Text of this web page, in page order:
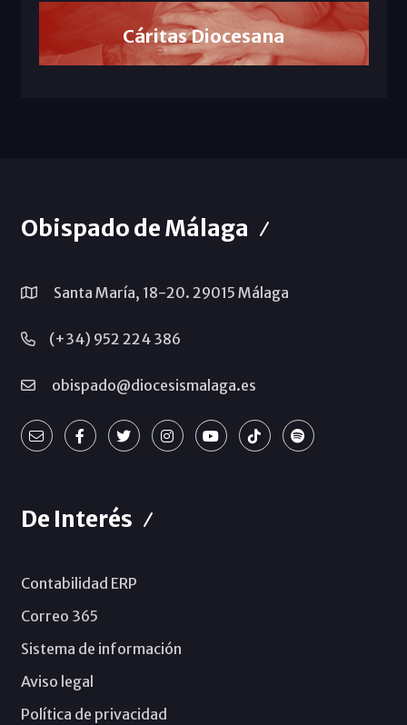
Cáritas Diocesana
Obispado de Málaga
Santa María, 18-20. 29015 Málaga
(+34) 952 224 386
obispado@diocesismalaga.es
De Interés
Contabilidad ERP
Correo 365
Sistema de información
Aviso legal
Política de privacidad